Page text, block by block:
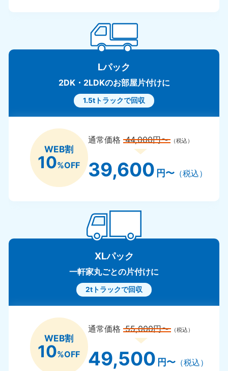
Lパック
2DK・2LDKのお部屋片付けに
1.5tトラックで回収
WEB割
10%OFF
通常価格44,000円〜 （税込）
39,600 円〜（税込）
XLパック
一軒家丸ごとの片付けに
2tトラックで回収
WEB割
10%OFF
通常価格55,000円〜 （税込）
49,500 円〜（税込）